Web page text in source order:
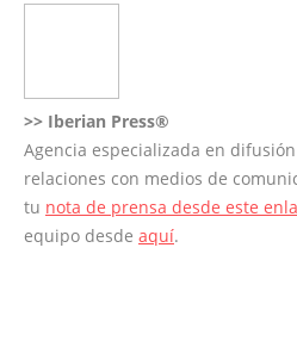
>> Iberian Press®
Agencia especializada en
relaciones con medios de
tu nota de prensa desde este
equipo desde aquí.